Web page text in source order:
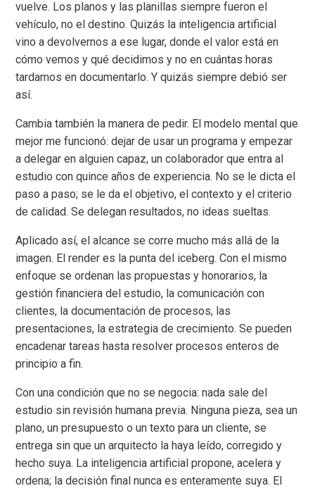
vuelve. Los planos y las planillas siempre fueron el
vehículo, no el destino. Quizás la inteligencia artificial
vino a devolvernos a ese lugar, donde el valor está en
cómo vemos y qué decidimos y no en cuántas horas
tardamos en documentarlo. Y quizás siempre debió ser
así.
Cambia también la manera de pedir. El modelo mental que
mejor me funcionó: dejar de usar un programa y empezar
a delegar en alguien capaz, un colaborador que entra al
estudio con quince años de experiencia. No se le dicta el
paso a paso; se le da el objetivo, el contexto y el criterio
de calidad. Se delegan resultados, no ideas sueltas.
Aplicado así, el alcance se corre mucho más allá de la
imagen. El render es la punta del iceberg. Con el mismo
enfoque se ordenan las propuestas y honorarios, la
gestión financiera del estudio, la comunicación con
clientes, la documentación de procesos, las
presentaciones, la estrategia de crecimiento. Se pueden
encadenar tareas hasta resolver procesos enteros de
principio a fin.
Con una condición que no se negocia: nada sale del
estudio sin revisión humana previa. Ninguna pieza, sea un
plano, un presupuesto o un texto para un cliente, se
entrega sin que un arquitecto la haya leído, corregido y
hecho suya. La inteligencia artificial propone, acelera y
ordena; la decisión final nunca es enteramente suya. El